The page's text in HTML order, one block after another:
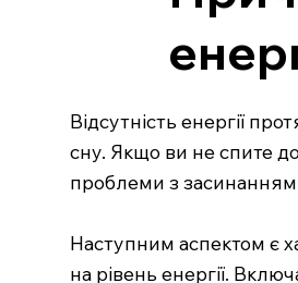
Відсутність енергії
сну. Якщо ви не спите
проблеми з
Наступним аспектом є
на рівень енергії.